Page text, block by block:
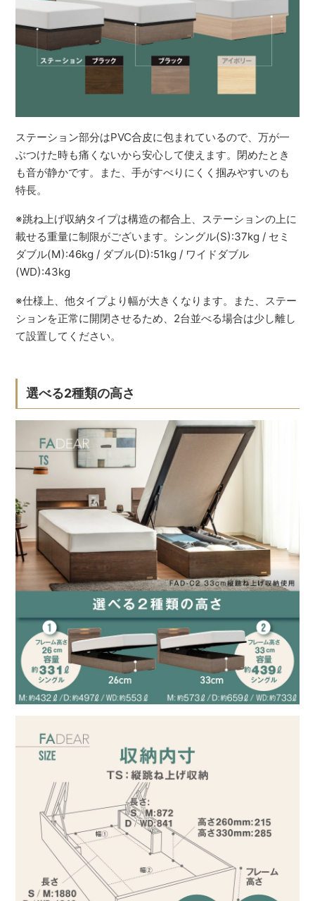
ステーション部分はPVC合皮に包まれているので、万が一
ぶつけた時も痛くないから安心して使えます。閉めたとき
も音が静かです。また、手がすべりにくく掴みやすいのも
特長。
※跳ね上げ収納タイプは構造の都合上、ステーションの上に
載せる重量に制限がございます。シングル(S):37kg / セミ
ダブル(M):46kg / ダブル(D):51kg / ワイドダブル
(WD):43kg
※仕様上、他タイプより幅が大きくなります。また、ステー
ションを正常に開閉させるため、2台並べる場合は少し離し
て設置してください。
選べる2種類の高さ